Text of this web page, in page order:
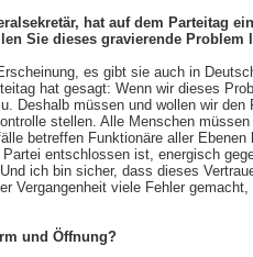
hat auf dem Parteitag
Sie dieses gravierende Problem
es gibt sie auch in
hat gesagt: Wenn wir dieses
Deshalb müssen und wollen wir
stellen. Alle Menschen
betreffen Funktionäre aller
entschlossen ist, energisch
ich bin sicher, dass dieses
Vergangenheit viele Fehler
und Öffnung?